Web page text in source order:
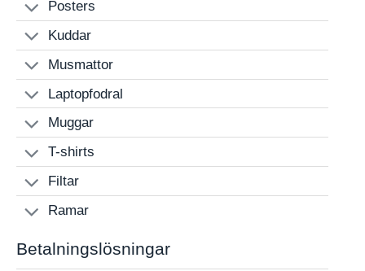
Posters
Kuddar
Musmattor
Laptopfodral
Muggar
T-shirts
Filtar
Ramar
Betalningslösningar